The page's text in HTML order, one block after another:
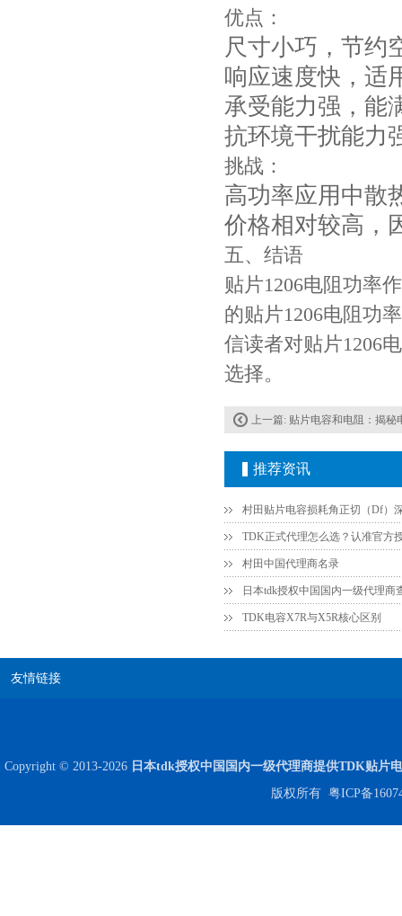
优点：
尺寸小巧，节约
响应速度快，适
承受能力强，能
抗环境干扰能力
挑战：
高功率应用中散
价格相对较高，
五、结语
贴片1206电阻功率
的贴片1206电阻功
信读者对贴片1206
选择。
上一篇: 贴片电容和电阻：揭秘
推荐资讯
村田中国代理商名录
日本tdk授权中国国内一级代理商
TDK电容X7R与X5R核心区别
友情链接
Copyright © 2013-2026 日本tdk授权中国国内一级代理商提供TDK贴片
版权所有 粤ICP备